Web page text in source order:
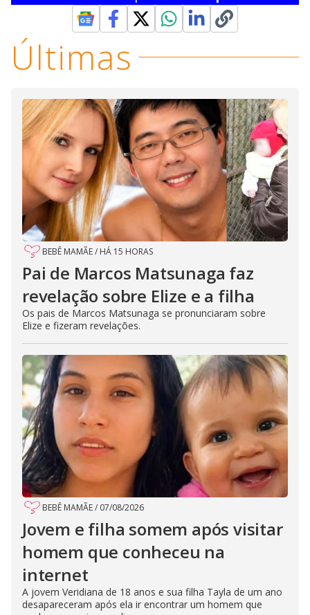
Últimas
BEBÊ MAMÃE/ HÁ 15 HORAS
Pai de Marcos Matsunaga faz
revelação sobre Elize e a filha
Os pais de Marcos Matsunaga se pronunciaram sobre
Elize e fizeram revelações.
BEBÊ MAMÃE/ 07/08/2026
Jovem e filha somem após visitar
homem que conheceu na
internet
A jovem Veridiana de 18 anos e sua filha Tayla de um ano
desapareceram após ela ir encontrar um homem que